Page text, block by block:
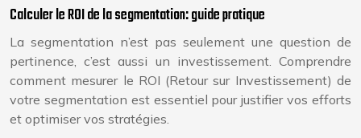
Calculer le ROI de la segmentation: guide pratique
La segmentation n’est pas seulement une question de
pertinence, c’est aussi un investissement. Comprendre
comment mesurer le ROI (Retour sur Investissement) de
votre segmentation est essentiel pour justifier vos efforts
et optimiser vos stratégies.